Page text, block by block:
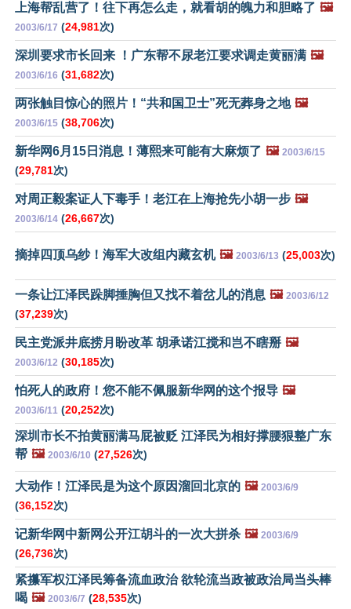
上海帮乱营了！往下再怎么走，就看胡的魄力和胆略了 🖼️
2003/6/17 (24,981次)
深圳要求市长回来 ！广东帮不尿老江要求调走黄丽满 🖼️
2003/6/16 (31,682次)
两张触目惊心的照片！“共和国卫士”死无葬身之地 🖼️
2003/6/15 (38,706次)
新华网6月15日消息！薄熙来可能有大麻烦了 🖼️ 2003/6/15
(29,781次)
对周正毅案证人下毒手！老江在上海抢先小胡一步 🖼️
2003/6/14 (26,667次)
摘掉四顶乌纱！海军大改组内藏玄机 🖼️ 2003/6/13 (25,003次)
一条让江泽民跺脚捶胸但又找不着岔儿的消息 🖼️ 2003/6/12
(37,239次)
民主党派井底捞月盼改革 胡承诺江搅和岂不瞎掰 🖼️
2003/6/12 (30,185次)
怕死人的政府！您不能不佩服新华网的这个报导 🖼️
2003/6/11 (20,252次)
深圳市长不拍黄丽满马屁被贬 江泽民为相好撑腰狠整广东
帮 🖼️ 2003/6/10 (27,526次)
大动作！江泽民是为这个原因溜回北京的 🖼️ 2003/6/9
(36,152次)
记新华网中新网公开江胡斗的一次大拼杀 🖼️ 2003/6/9
(26,736次)
紧攥军权江泽民筹备流血政治 欲轮流当政被政治局当头棒
喝 🖼️ 2003/6/7 (28,535次)